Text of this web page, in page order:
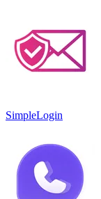
SimpleLogin